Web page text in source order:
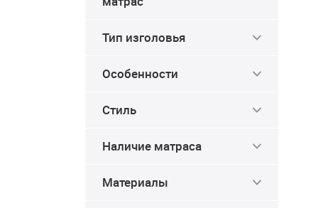
Тип изголовья
Особенности
Стиль
Наличие матраса
Материалы